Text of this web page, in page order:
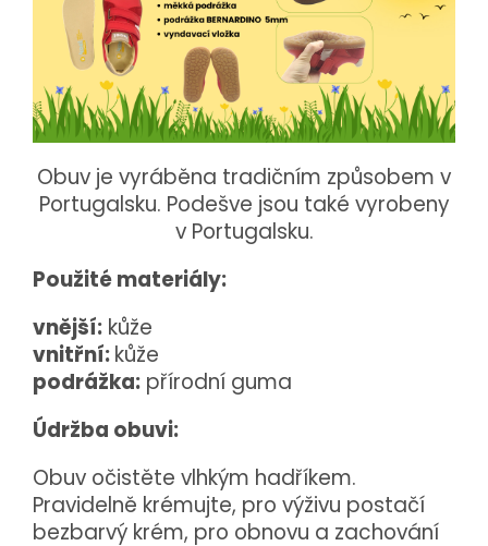
Obuv je vyráběna tradičním způsobem v
Portugalsku. Podešve jsou také vyrobeny
v Portugalsku.
Použité materiály:
vnější: kůže
vnitřní:kůže
podrážka: přírodní guma
Údržba obuvi:
Obuv očistěte vlhkým hadříkem.
Pravidelně krémujte, pro výživu postačí
bezbarvý krém, pro obnovu a zachování